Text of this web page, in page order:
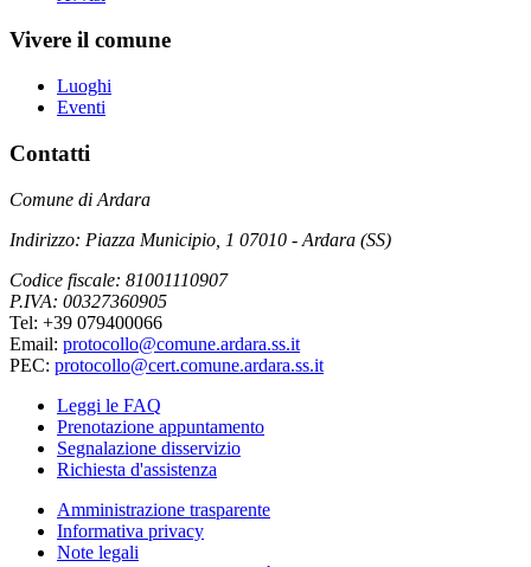
Vivere il comune
Luoghi
Eventi
Contatti
Comune di Ardara
Indirizzo: Piazza Municipio, 1 07010 - Ardara (SS)
Codice fiscale: 81001110907
P.IVA: 00327360905
Tel: +39 079400066
Email: protocollo@comune.ardara.ss.it
PEC: protocollo@cert.comune.ardara.ss.it
Leggi le FAQ
Prenotazione appuntamento
Segnalazione disservizio
Richiesta d'assistenza
Amministrazione trasparente
Informativa privacy
Note legali